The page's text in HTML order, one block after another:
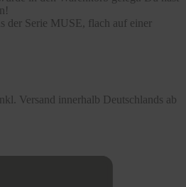
Versand innerhalb Deutschlands ab